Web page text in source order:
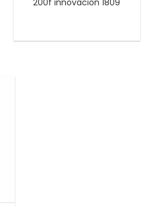
200f innovacion 1809